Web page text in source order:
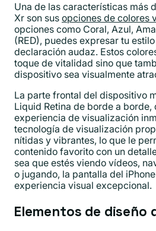
Una de las características más
Xr son sus opciones de colores
opciones como Coral, Azul,
(RED), puedes expresar tu
declaración audaz. Estos
toque de vitalidad sino que
dispositivo sea visualmente
La parte frontal del dispositivo
Liquid Retina de borde a borde,
experiencia de visualización
tecnología de visualización
nítidas y vibrantes, lo que le
contenido favorito con un
sea que estés viendo vídeos,
o jugando, la pantalla del
experiencia visual excepcional.
Elementos de diseño